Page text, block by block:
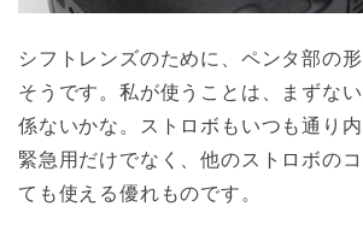
シフトレンズのために、ペンタ部の
そうです。私が使うことは、まずな
係ないかな。ストロボもいつも通り内
緊急用だけでなく、他のストロボの
ても使える優れものです。